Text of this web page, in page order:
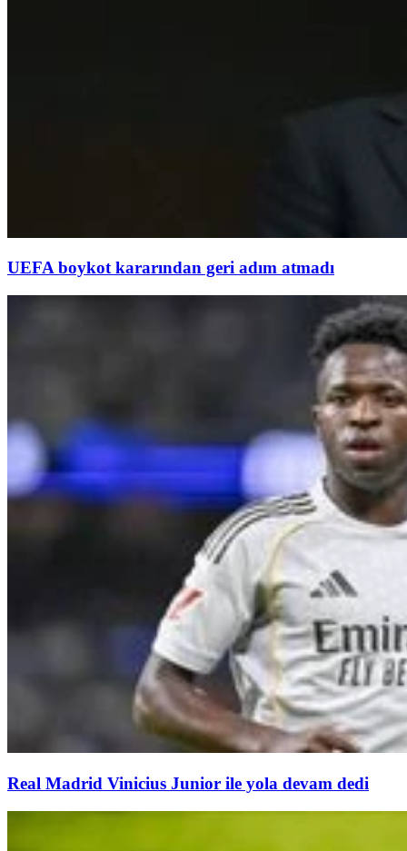
UEFA boykot kararından geri adım atmadı
Real Madrid Vinicius Junior ile yola devam dedi